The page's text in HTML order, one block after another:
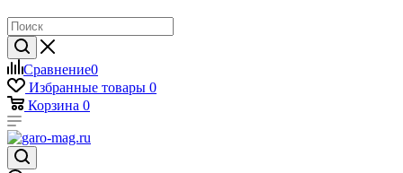
Сравнение0
Избранные товары 0
Корзина 0